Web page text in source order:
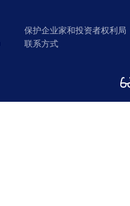
保护企业家和投资者权利局
联系方式